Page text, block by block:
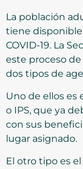
La población
tiene disponible
COVID-19. La
este proceso
dos tipos de
Uno de ellos es
o IPS, que ya
con sus
lugar asignado.
El otro tipo es